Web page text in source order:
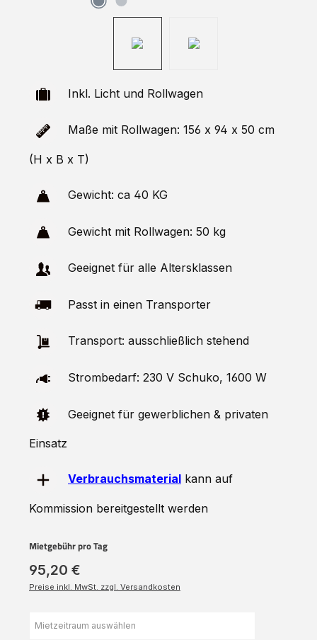
Inkl. Licht und Rollwagen
Maße mit Rollwagen: 156 x 94 x 50 cm
(H x B x T)
Gewicht: ca 40 KG
Gewicht mit Rollwagen: 50 kg
Geeignet für alle Altersklassen
Passt in einen Transporter
Transport: ausschließlich stehend
Strombedarf: 230 V Schuko, 1600 W
Geeignet für gewerblichen & privaten
Einsatz
Verbrauchsmaterial kann auf
Kommission bereitgestellt werden
Mietgebühr pro Tag
95,20 €
Preise inkl. MwSt. zzgl. Versandkosten